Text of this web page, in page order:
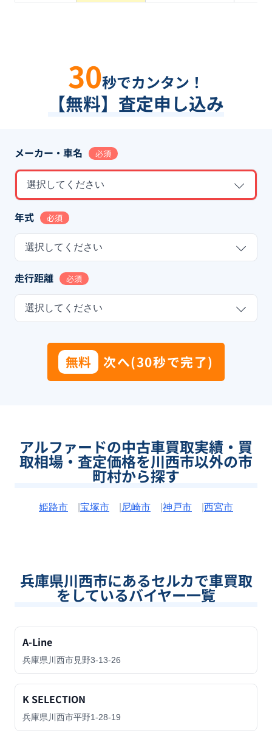
30秒でカンタン！
【無料】査定申し込み
メーカー・車名 必須
選択してください
年式 必須
選択してください
走行距離 必須
選択してください
無料 次へ(30秒で完了)
アルファードの中古車買取実績・買
取相場・査定価格を川西市以外の市
町村から探す
姫路市 宝塚市 尼崎市 神戸市 西宮市
兵庫県川西市にあるセルカで車買取
をしているバイヤー一覧
A-Line
兵庫県川西市見野3-13-26
K SELECTION
兵庫県川西市平野1-28-19